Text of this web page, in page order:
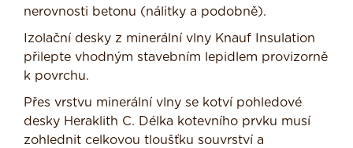
nerovnosti betonu (nálitky a podobně).
Izolační desky z minerální vlny Knauf Insulation
přilepte vhodným stavebním lepidlem provizorně
k povrchu.
Přes vrstvu minerální vlny se kotví pohledové
desky Heraklith C. Délka kotevního prvku musí
zohlednit celkovou tloušťku souvrství a